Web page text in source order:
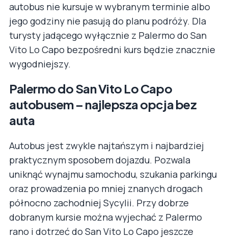
autobus nie kursuje w wybranym terminie albo
jego godziny nie pasują do planu podróży. Dla
turysty jadącego wyłącznie z Palermo do San
Vito Lo Capo bezpośredni kurs będzie znacznie
wygodniejszy.
Palermo do San Vito Lo Capo
autobusem – najlepsza opcja bez
auta
Autobus jest zwykle najtańszym i najbardziej
praktycznym sposobem dojazdu. Pozwala
uniknąć wynajmu samochodu, szukania parkingu
oraz prowadzenia po mniej znanych drogach
północno zachodniej Sycylii. Przy dobrze
dobranym kursie można wyjechać z Palermo
rano i dotrzeć do San Vito Lo Capo jeszcze